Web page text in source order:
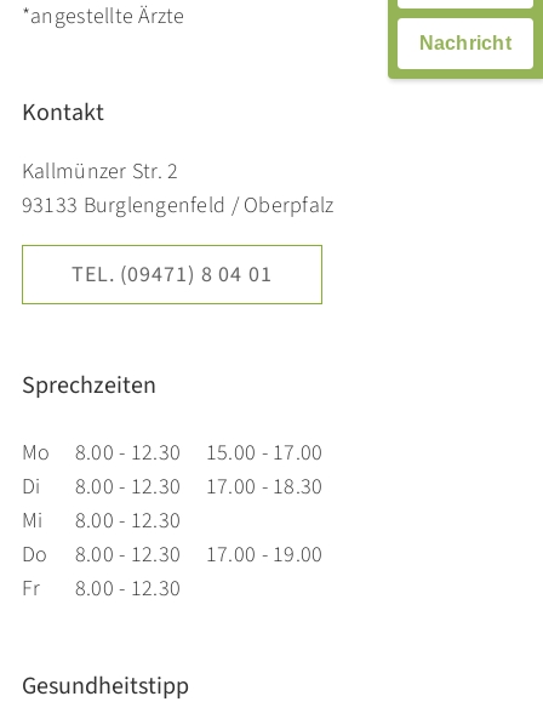
Nachricht
*angestellte Ärzte
Kontakt
Kallmünzer Str. 2
93133 Burglengenfeld / Oberpfalz
TEL. (09471) 8 04 01
Sprechzeiten
Mo 8.00 - 12.30
15.00 - 17.00
Di
8.00 - 12.30
17.00 - 18.30
Mi
8.00 - 12.30
Do
8.00 - 12.30
17.00 - 19.00
Fr
8.00 - 12.30
Gesundheitstipp